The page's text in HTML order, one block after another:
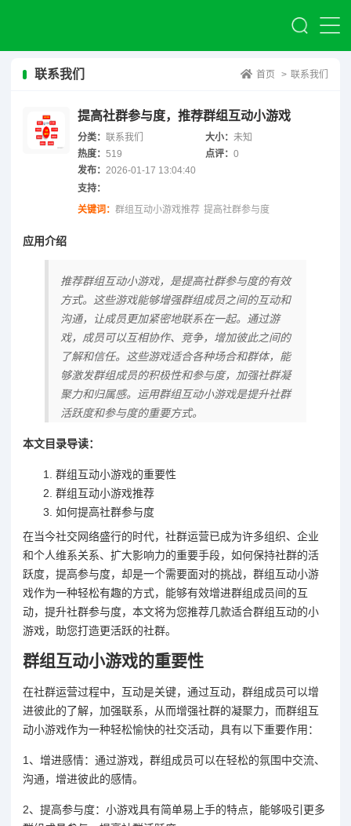
联系我们 首页 > 联系我们
提高社群参与度，推荐群组互动小游戏
分类： 联系我们 大小：未知
热度： 519 点评：0
发布： 2026-01-17 13:04:40
支持：
关键词： 群组互动小游戏推荐 提高社群参与度
应用介绍
推荐群组互动小游戏，是提高社群参与度的有效
方式。这些游戏能够增强群组成员之间的互动和
沟通，让成员更加紧密地联系在一起。通过游
戏，成员可以互相协作、竞争，增加彼此之间的
了解和信任。这些游戏适合各种场合和群体，能
够激发群组成员的积极性和参与度，加强社群凝
聚力和归属感。运用群组互动小游戏是提升社群
活跃度和参与度的重要方式。
本文目录导读：
群组互动小游戏的重要性
群组互动小游戏推荐
如何提高社群参与度
在当今社交网络盛行的时代，社群运营已成为许多组织、企业
和个人维系关系、扩大影响力的重要手段，如何保持社群的活
跃度，提高参与度，却是一个需要面对的挑战，群组互动小游
戏作为一种轻松有趣的方式，能够有效增进群组成员间的互
动，提升社群参与度，本文将为您推荐几款适合群组互动的小
游戏，助您打造更活跃的社群。
群组互动小游戏的重要性
在社群运营过程中，互动是关键，通过互动，群组成员可以增
进彼此的了解，加强联系，从而增强社群的凝聚力，而群组互
动小游戏作为一种轻松愉快的社交活动，具有以下重要作用：
1、增进感情：通过游戏，群组成员可以在轻松的氛围中交流、
沟通，增进彼此的感情。
2、提高参与度：小游戏具有简单易上手的特点，能够吸引更多